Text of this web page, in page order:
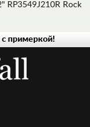
RP3549J210R Rock
с примеркой!